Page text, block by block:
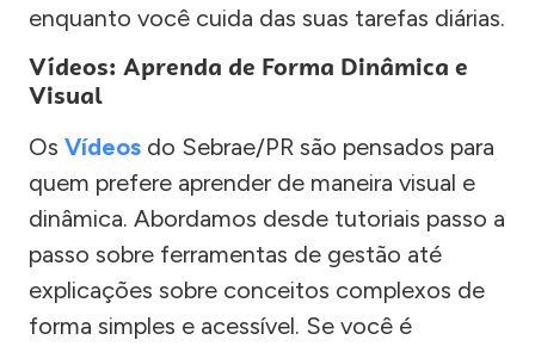
enquanto você cuida das suas tarefas diárias.
Vídeos: Aprenda de Forma Dinâmica e
Visual
Os Vídeos do Sebrae/PR são pensados para
quem prefere aprender de maneira visual e
dinâmica. Abordamos desde tutoriais passo a
passo sobre ferramentas de gestão até
explicações sobre conceitos complexos de
forma simples e acessível. Se você é